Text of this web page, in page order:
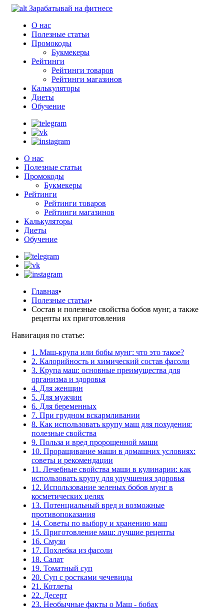
Зарабатывай на фитнесе
О нас
Полезные статьи
Промокоды
Букмекеры
Рейтинги
Рейтинги товаров
Рейтинги магазинов
Калькуляторы
Диеты
Обучение
О нас
Полезные статьи
Промокоды
Букмекеры
Рейтинги
Рейтинги товаров
Рейтинги магазинов
Калькуляторы
Диеты
Обучение
Главная•
Полезные статьи•
Состав и полезные свойства бобов мунг, а также
рецепты их приготовления
Навигация по статье:
1. Маш-крупа или бобы мунг: что это такое?
2. Калорийность и химический состав фасоли
3. Крупа маш: основные преимущества для
организма и здоровья
4. Для женщин
5. Для мужчин
6. Для беременных
7. При грудном вскармливании
8. Как использовать крупу маш для похудения:
полезные свойства
9. Польза и вред пророщенной маши
10. Проращивание маши в домашних условиях:
советы и рекомендации
11. Лечебные свойства маши в кулинарии: как
использовать крупу для улучшения здоровья
12. Использование зеленых бобов мунг в
косметических целях
13. Потенциальный вред и возможные
противопоказания
14. Советы по выбору и хранению маш
15. Приготовление маш: лучшие рецепты
16. Смузи
17. Похлебка из фасоли
18. Салат
19. Томатный суп
20. Суп с ростками чечевицы
21. Котлеты
22. Десерт
23. Необычные факты о Mаш - бобах